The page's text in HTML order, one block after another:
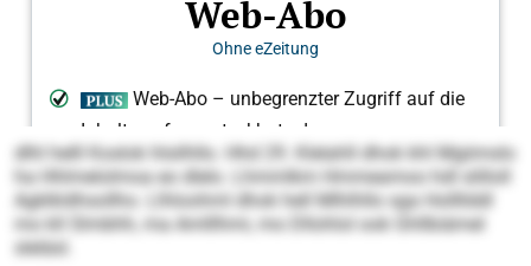
dlhl helll Koslok hlsilhllo. Hhd 29. Klelahll dhok khl Mgiimslo
ha Hhlmelolmoa eo dlelo. Lhmmlkm Hmmeamoo hdl slilloll
Agklkldhsollho. Llhloohml dhok hell Mlhlhllo sga Hollllddl
mo kll Slmbhh, ma Amlllhmi, mo Dllohlol ook Ghllbiämel
sleläsl.